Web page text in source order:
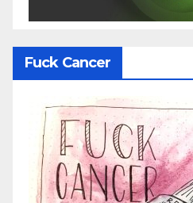
Fuck Cancer